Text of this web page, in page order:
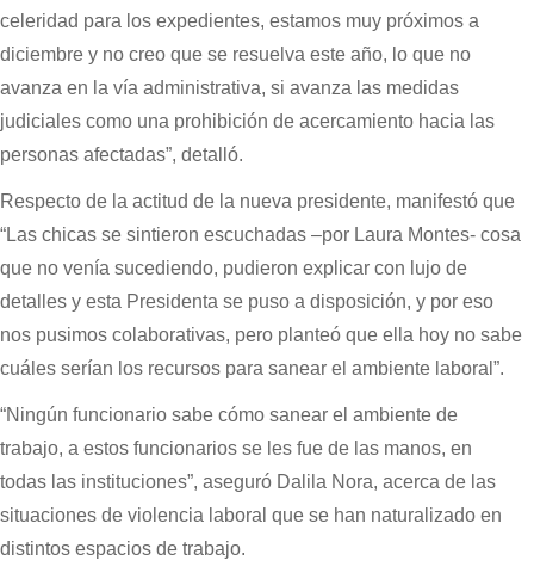
celeridad para los expedientes, estamos muy próximos a
diciembre y no creo que se resuelva este año, lo que no
avanza en la vía administrativa, si avanza las medidas
judiciales como una prohibición de acercamiento hacia las
personas afectadas”, detalló.
Respecto de la actitud de la nueva presidente, manifestó que
“Las chicas se sintieron escuchadas –por Laura Montes- cosa
que no venía sucediendo, pudieron explicar con lujo de
detalles y esta Presidenta se puso a disposición, y por eso
nos pusimos colaborativas, pero planteó que ella hoy no sabe
cuáles serían los recursos para sanear el ambiente laboral”.
“Ningún funcionario sabe cómo sanear el ambiente de
trabajo, a estos funcionarios se les fue de las manos, en
todas las instituciones”, aseguró Dalila Nora, acerca de las
situaciones de violencia laboral que se han naturalizado en
distintos espacios de trabajo.